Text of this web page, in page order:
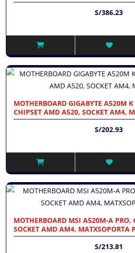
S/386.23
MOTHERBOARD GIGABYTE A520M
CHIPSET AMD A520, SOCKET AM4,
S/202.93
MOTHERBOARD MSI A520M-A PRO,
SOCKET AMD AM4, MATXSOPORTA
S/213.81